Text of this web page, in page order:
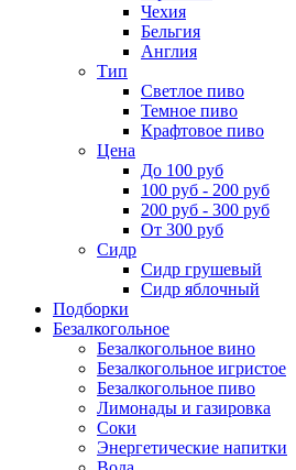
Чехия
Бельгия
Англия
Тип
Светлое пиво
Темное пиво
Крафтовое пиво
Цена
До 100 руб
100 руб - 200 руб
200 руб - 300 руб
От 300 руб
Сидр
Сидр грушевый
Сидр яблочный
Подборки
Безалкогольное
Безалкогольное вино
Безалкогольное игристое
Безалкогольное пиво
Лимонады и газировка
Соки
Энергетические напитки